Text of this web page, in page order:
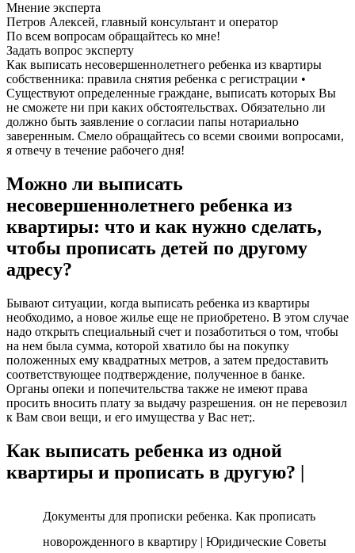
Мнение эксперта
Петров Алексей, главный консультант и оператор
По всем вопросам обращайтесь ко мне!
Задать вопрос эксперту
Как выписать несовершеннолетнего ребенка из квартиры
собственника: правила снятия ребенка с регистрации •
Существуют определенные граждане, выписать которых Вы
не сможете ни при каких обстоятельствах. Обязательно ли
должно быть заявление о согласии папы нотариально
заверенным. Смело обращайтесь со всеми своими вопросами,
я отвечу в течение рабочего дня!
Можно ли выписать
несовершеннолетнего ребенка из
квартиры: что и как нужно сделать,
чтобы прописать детей по другому
адресу?
Бывают ситуации, когда выписать ребенка из квартиры
необходимо, а новое жилье еще не приобретено. В этом случае
надо открыть специальный счет и позаботиться о том, чтобы
на нем была сумма, которой хватило бы на покупку
положенных ему квадратных метров, а затем предоставить
соответствующее подтверждение, полученное в банке.
Органы опеки и попечительства также не имеют права
просить вносить плату за выдачу разрешения. он не перевозил
к Вам свои вещи, и его имущества у Вас нет;.
Как выписать ребенка из одной
квартиры и прописать в другую? |
Документы для прописки ребенка. Как прописать
новорожденного в квартиру | Юридические Советы